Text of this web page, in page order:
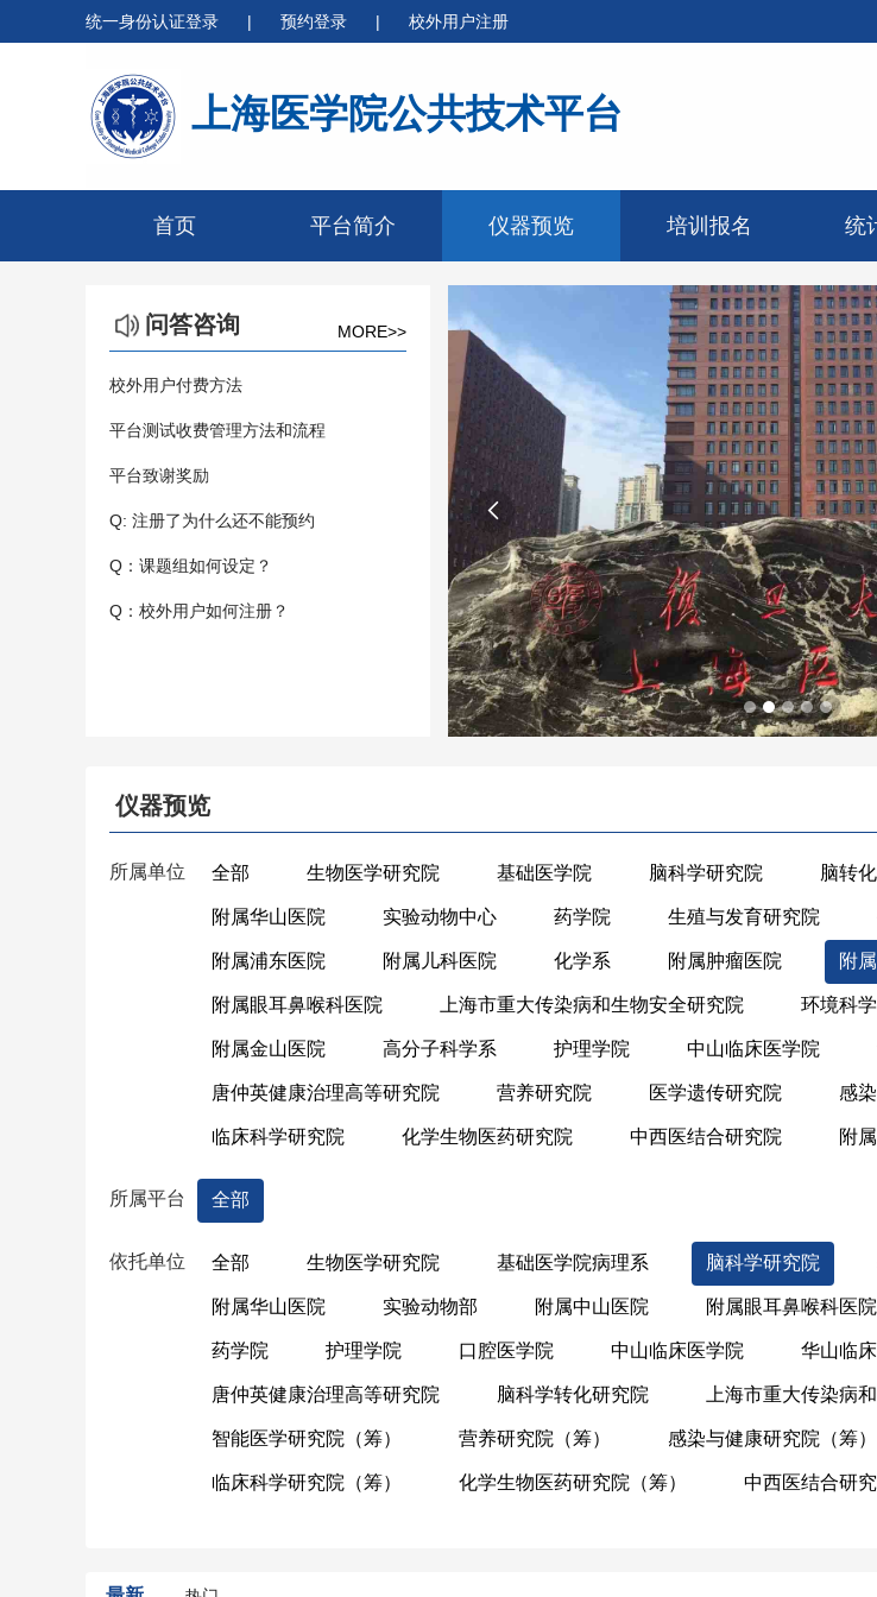
统一身份认证登录 | 预约登录 | 校外用户注册
上海医学院公共技术平台
首页 平台简介 仪器预览 培训报名 统
问答咨询 MORE>>
校外用户付费方法
平台测试收费管理方法和流程
平台致谢奖励
Q: 注册了为什么还不能预约
Q：课题组如何设定？
Q：校外用户如何注册？

仪器预览
所属单位 全部 生物医学研究院 基础医学院 脑科学研究院 脑转
附属华山医院 实验动物中心 药学院 生殖与发育研究院
附属浦东医院 附属儿科医院 化学系 附属肿瘤医院 附
附属眼耳鼻喉科医院 上海市重大传染病和生物安全研究院 环境科
附属金山医院 高分子科学系 护理学院 中山临床医学院
唐仲英健康治理高等研究院 营养研究院 医学遗传研究院 感
临床科学研究院 化学生物医药研究院 中西医结合研究院 附
所属平台 全部
依托单位 全部 生物医学研究院 基础医学院病理系 脑科学研究院
附属华山医院 实验动物部 附属中山医院 附属眼耳鼻喉科医院
药学院 护理学院 口腔医学院 中山临床医学院 华山临
唐仲英健康治理高等研究院 脑科学转化研究院 上海市重大传染病
智能医学研究院（筹） 营养研究院（筹） 感染与健康研究院（筹）
临床科学研究院（筹） 化学生物医药研究院（筹） 中西医结合研